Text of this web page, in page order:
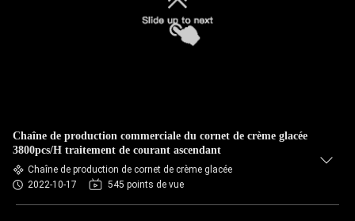
Chaîne de production commerciale du cornet de crème glacée
3800pcs/H traitement de courant ascendant
Chaîne de production de cornet de crème glacée
2022-10-17
545 points de vue